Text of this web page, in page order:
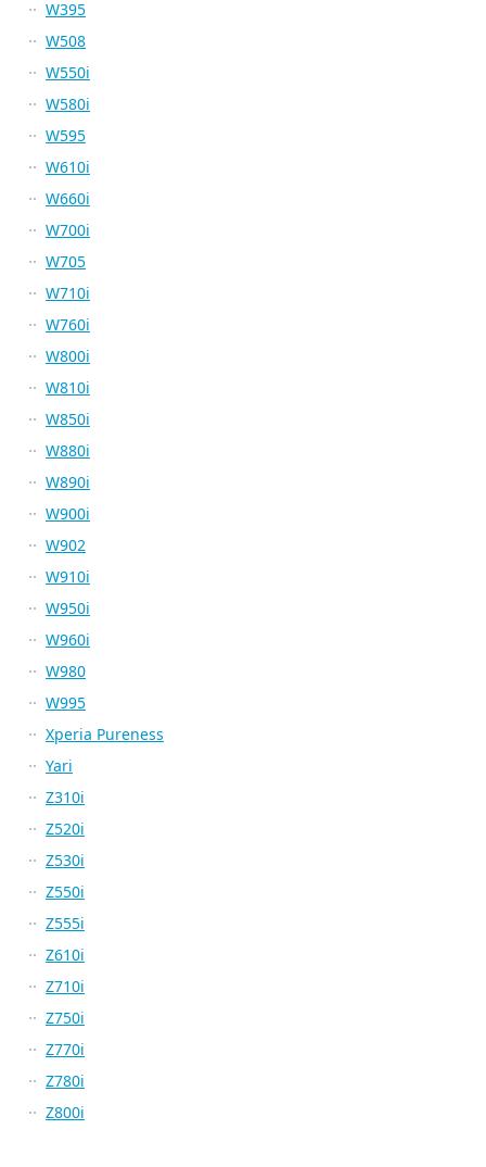
W395
W508
W550i
W580i
W595
W610i
W660i
W700i
W705
W710i
W760i
W800i
W810i
W850i
W880i
W890i
W900i
W902
W910i
W950i
W960i
W980
W995
Xperia Pureness
Yari
Z310i
Z520i
Z530i
Z550i
Z555i
Z610i
Z710i
Z750i
Z770i
Z780i
Z800i